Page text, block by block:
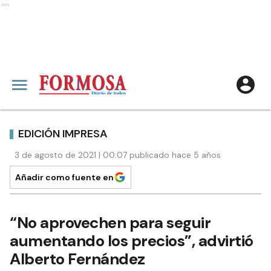
Ads
EDICIÓN IMPRESA
3 de agosto de 2021 | 00:07 publicado hace 5 años
Añadir como fuente en
“No aprovechen para seguir
aumentando los precios”, advirtió
Alberto Fernández